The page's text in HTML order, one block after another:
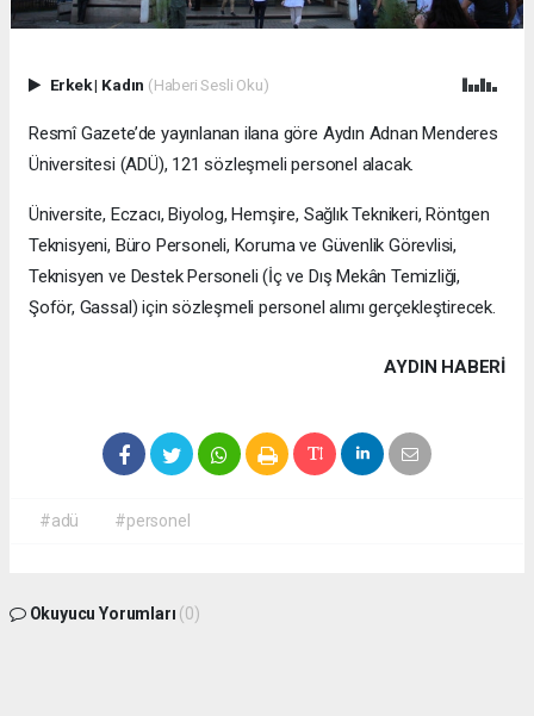
Erkek| Kadın (Haberi Sesli Oku)
Resmî Gazete’de yayınlanan ilana göre Aydın Adnan Menderes
Üniversitesi (ADÜ), 121 sözleşmeli personel alacak.
Üniversite, Eczacı, Biyolog, Hemşire, Sağlık Teknikeri, Röntgen
Teknisyeni, Büro Personeli, Koruma ve Güvenlik Görevlisi,
Teknisyen ve Destek Personeli (İç ve Dış Mekân Temizliği,
Şoför, Gassal) için sözleşmeli personel alımı gerçekleştirecek.
AYDIN HABERİ
#adü #personel
Okuyucu Yorumları (0)